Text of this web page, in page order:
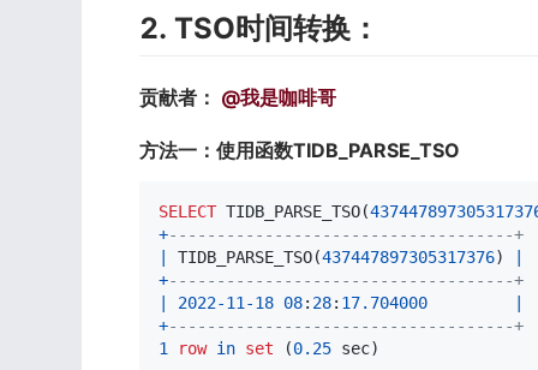
2. TSO时间转换：
贡献者： @我是咖啡哥
方法一：使用函数TIDB_PARSE_TSO
SELECT TIDB_PARSE_TSO(
+------------------------------------+
TIDB_PARSE_TSO(437447897305317376)
+------------------------------------+
2022-11 -18 08: 28: 17.704000
+------------------------------------+
1
row in set (0.25 sec)